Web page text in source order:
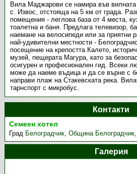
Вила Маджарови се намира във вилната
с. Извос, отстояща на 5 км от града.
помещения - леглова база от 4 места,
тоалетна и баня. Предлага телевизор,
наемане на велосипеди или за приятни
най-удивителни местности -
посещение на крепостта Калето,
музей, пещерата Магура, като за
осигурeн и професионален гид. Всеки
може да наеме въдица и да се върне с
направи плаж на Стакевската река.
тарнспорт с микробус.
Контакти
Семеен хотел
Град Белоградчик,Община Белоградчик
Галерия